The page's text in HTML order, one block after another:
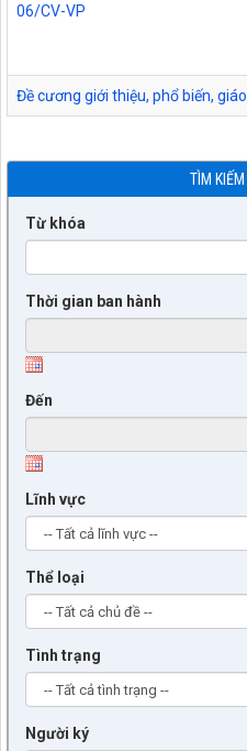
06/CV-VP
Đề cương giới thiệu, phổ biến,
TÌM
Từ khóa
Thời gian ban hành
Đến
Lĩnh vực
Thể loại
Tình trạng
Người ký